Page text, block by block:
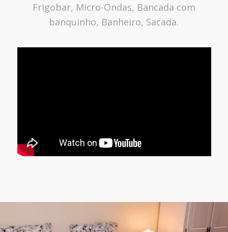
Frigobar, Micro-Ondas, Bancada com
banquinho, Banheiro, Sacada.